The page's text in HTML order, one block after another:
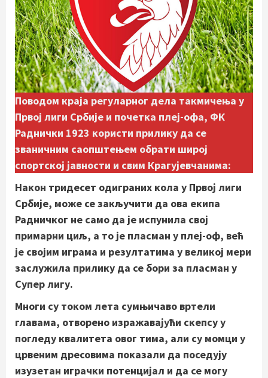
Поводом краја регуларног дела такмичења у
Првој лиги Србије и почетка плеј-офа, ФК
Раднички 1923 користи прилику да се
званичним саопштењем обрати широј
спортској јавности и свим Крагујевчанима:
Након тридесет одиграних кола у Првој лиги
Србије, може се закључити да ова екипа
Радничког не само да је испунила свој
примарни циљ, а то је пласман у плеј-оф, већ
је својим играма и резултатима у великој мери
заслужила прилику да се бори за пласман у
Супер лигу.
Многи су током лета сумњичаво вртели
главама, отворено изражавајући скепсу у
погледу квалитета овог тима, али су момци у
црвеним дресовима показали да поседују
изузетан играчки потенцијал и да се могу